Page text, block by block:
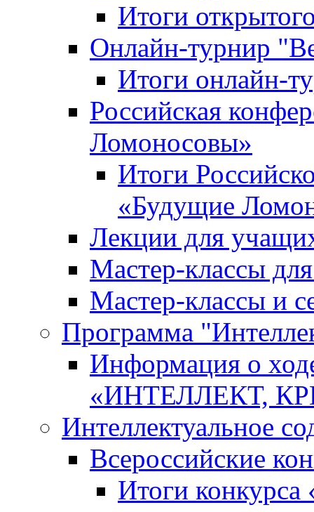
Итоги
Онлайн-турнир
Итоги онлайн-
Российская
Ломоносовы»
Итоги
«Будущие
Лекции для
Мастер-классы
Мастер-классы и
Программа
Информация о
«ИНТЕЛЛЕКТ,
Интеллектуальное
Всероссийские
Итоги конкурса